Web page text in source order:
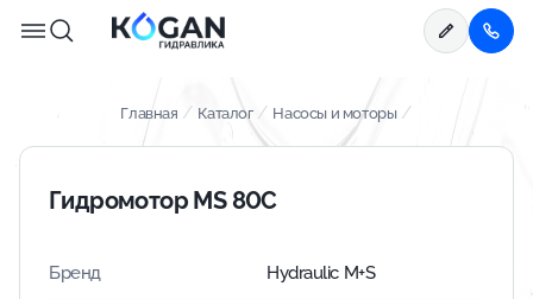
Главная / Каталог / Насосы и моторы /
Гидромотор MS 80С
Бренд Hydraulic​ M+S